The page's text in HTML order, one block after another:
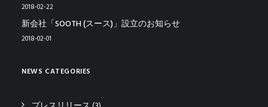
2018-02-22
新会社「SOOTH (スース)」設立のお知らせ
2018-02-01
NEWS CATEGORIES